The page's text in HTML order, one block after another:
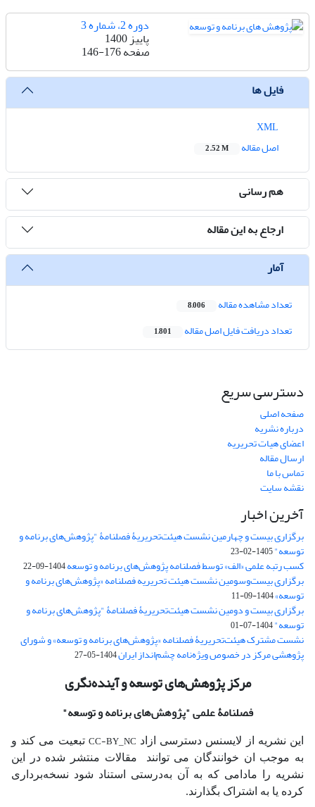
دوره 2، شماره 3
پاییز 1400
صفحه146-176
فایل ها
اصل مقاله
2.52 M
هم رسانی
ارجاع به این مقاله
آمار
تعداد مشاهده مقاله 8,006
تعداد دریافت فایل اصل مقاله 1,801
دسترسی سریع
صفحه اصلی
درباره نشریه
اعضای هیات تحریریه
ارسال مقاله
تماس با ما
نقشه سایت
آخرین اخبار
برگزاری بیست و چهارمین نشست هیئت‌تحریریۀ فصلنامۀ "پژوهش‌های برنامه و
توسعه"1405-02-23
کسب رتبه علمی «الف» توسط فصلنامه پژوهش‌های برنامه و توسعه1404-09-22
برگزاری بیست‌وسومین نشست هیئت‌ تحریریه فصلنامه «پژوهش‌های برنامه و
توسعه»1404-09-11
برگزاری بیست و دومین نشست هیئت‌تحریریۀ فصلنامۀ "پژوهش‌های برنامه و
توسعه"1404-07-01
نشست مشترک هیئت‌تحریریۀ فصلنامه «پژوهش‌های برنامه و توسعه» و شورای
پژوهشی مرکز در خصوص ویژه‌نامه چشم‌انداز ایران1404-05-27
مرکز پژوهش‌های توسعه و آینده‌نگری
فصلنامۀ علمی"پژوهش‌های برنامه و توسعه"
این نشریه از لایسنس دسترسی ازاد CC-BY_NC تبعیت می کند و
به موجب ان خوانندگان می توانند مقالات منتشر شده در این
نشریه را مادامی که به آن‌ به‌درستی استناد شود نسخه‌برداری
کرده یا به اشتراک بگذارند.